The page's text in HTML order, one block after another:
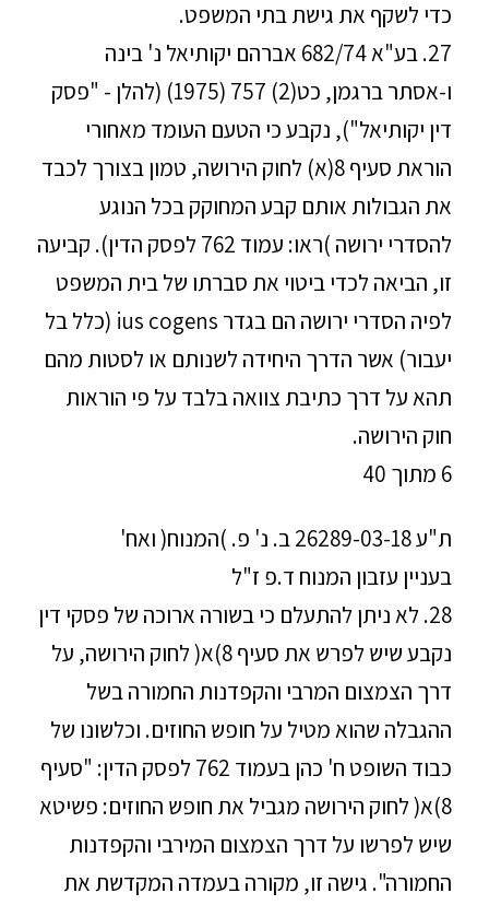
כדי לשקף את גישת בתי המשפט.
27. בע"א 682/74 אברהם יקותיאל נ' בינה
ו-אסתר ברגמן, כט(2) 757 (1975) (להלן - "פסק
דין יקותיאל"), נקבע כי הטעם העומד מאחורי
הוראת סעיף 8(א) לחוק הירושה, טמון בצורך לכבד
את הגבולות אותם קבע המחוקק בכל הנוגע
להסדרי ירושה )ראו: עמוד 762 לפסק הדין). קביעה
זו, הביאה לכדי ביטוי את סברתו של בית המשפט
לפיה הסדרי ירושה הם בגדר ius cogens (כלל בל
יעבור) אשר הדרך היחידה לשנותם או לסטות מהם
תהא על דרך כתיבת צוואה בלבד על פי הוראות
חוק הירושה.
6 מתוך 40
ת"ע 26289-03-18 ב. נ' פ. )המנוח( ואח'
בעניין עזבון המנוח ד.פ ז"ל
28. לא ניתן להתעלם כי בשורה ארוכה של פסקי דין
נקבע שיש לפרש את סעיף 8)א( לחוק הירושה, על
דרך הצמצום המרבי והקפדנות החמורה בשל
ההגבלה שהוא מטיל על חופש החוזים. וכלשונו של
כבוד השופט ח' כהן בעמוד 762 לפסק הדין: "סעיף
8)א( לחוק הירושה מגביל את חופש החוזים: פשיטא
שיש לפרשו על דרך הצמצום המירבי והקפדנות
החמורה". גישה זו, מקורה בעמדה המקדשת את